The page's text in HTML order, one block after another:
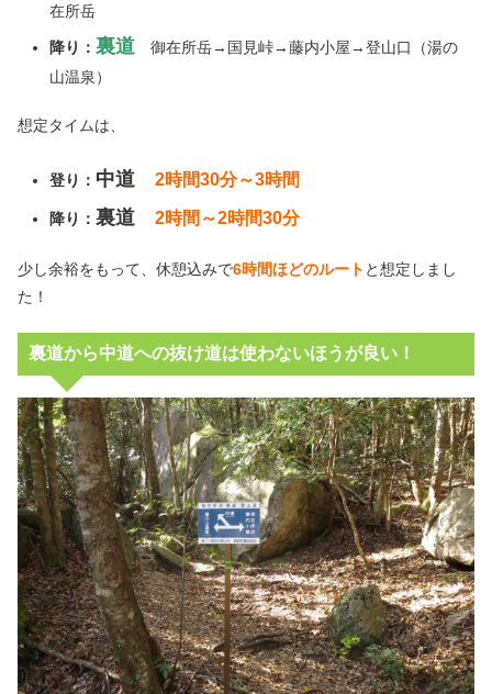
在所岳
降り： 裏道御在所岳→国見峠→藤内小屋→登山口（湯の
山温泉）
想定タイムは、
登り： 中道 2時間30分～3時間
降り： 裏道 2時間～2時間30分
少し余裕をもって、休憩込みで6時間ほどのルート と想定しまし
た！
裏道から中道への抜け道は使わないほうが良い！